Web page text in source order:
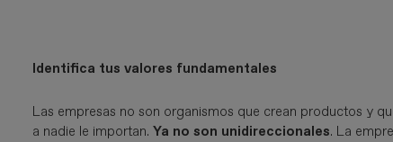
Identifica tus valores fundamentales
Las empresas no son organismos que crean productos y
a nadie le importan.Ya no son unidireccionales. La